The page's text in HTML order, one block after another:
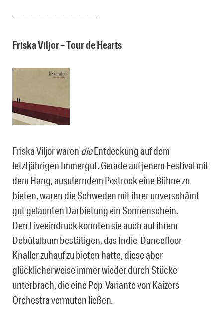
——————————–
Friska Viljor – Tour de Hearts
Friska Viljor waren dieEntdeckung auf dem
letztjährigen Immergut. Gerade auf jenem Festival mit
dem Hang, ausuferndem Postrock eine Bühne zu
bieten, waren die Schweden mit ihrer unverschämt
gut gelaunten Darbietung ein Sonnenschein.
Den Liveeindruck konnten sie auch auf ihrem
Debütalbum bestätigen, das Indie-Dancefloor-
Knaller zuhauf zu bieten hatte, diese aber
glücklicherweise immer wieder durch Stücke
unterbrach, die eine Pop-Variante von Kaizers
Orchestra vermuten ließen.